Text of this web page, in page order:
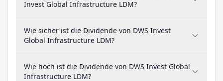
Invest Global Infrastructure LDM?
Wie sicher ist die Dividende von DWS Invest
Global Infrastructure LDM?
Wie hoch ist die Dividende von DWS Invest Global
Infrastructure LDM?